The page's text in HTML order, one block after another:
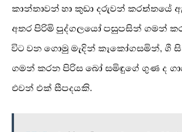
කාන්තාවන් හා කුඩා දරුවන් කරත්තයේ
අතර පිරිමි පුද්ගලයෝ පසුපසින් ගමන්
විට වන ගොමු මැදින් කෑකෝගසමින්, ගී
ගමන් කරන පිරිස බෝ සමිඳුගේ ගුණ ද
එවන් එක් සීපදයකි.